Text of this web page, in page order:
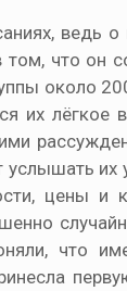
ведь
том, что он
около
их
их
цены и
что